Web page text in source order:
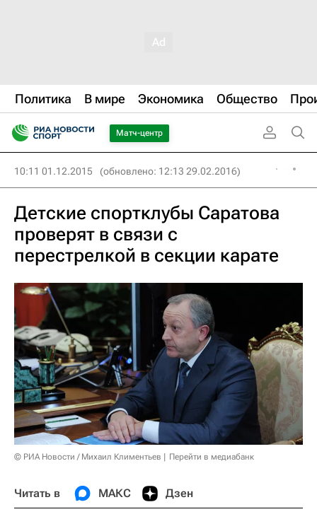
Политика В мире Экономика Общество
Матч-центр
10:11 01.12.2015 (обновлено: 12:13 29.02.2016)
Детские спортклубы Саратова
проверят в связи с
перестрелкой в секции карате
© РИА Новости / Михаил Климентьев Перейти в медиабанк
Читать в МАКС Дзен